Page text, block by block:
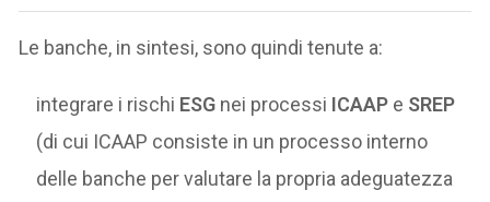
Le banche, in sintesi, sono quindi tenute a:
integrare i rischi ESG nei processi ICAAP e SREP
(di cui ICAAP consiste in un processo interno
delle banche per valutare la propria adeguatezza